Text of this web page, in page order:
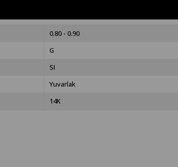
0.80 - 0.90
G
SI
Yuvarlak
14K